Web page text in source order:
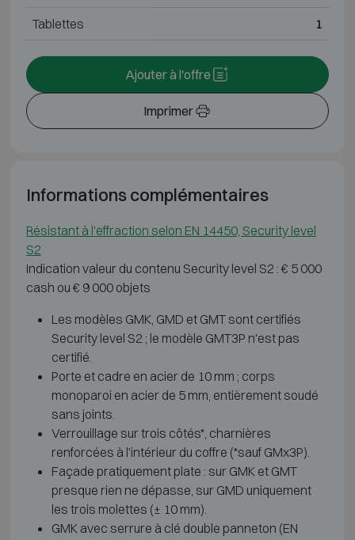
Tablettes 1
Imprimer
Ajouter à l'offre
Informations complémentaires
Résistant à l'effraction selon EN 14450, Security level
S2
Indication valeur du contenu Security level S2 : € 5 000
cash ou € 9 000 objets
Les modèles GMK, GMD et GMT sont certifiés
Security level S2 ; le modèle GMT3P n'est pas
certifié.
Porte et cadre en acier de 10 mm ; corps
monoparoi en acier de 5 mm, entièrement soudé
sans joints.
Verrouillage sur trois côtés*, charnières
renforcées à l'intérieur du coffre (*sauf GMx3P).
Façade pratiquement plate : sur GMK et GMT
presque rien ne dépasse, sur GMD uniquement
les trois molettes (± 10 mm).
GMK avec serrure à clé double panneton (EN